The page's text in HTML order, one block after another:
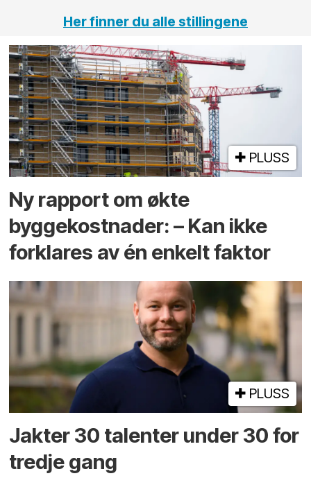
Her finner du alle stillingene
PLUSS
Ny rapport om økte
byggekostnader: – Kan ikke
forklares av én enkelt faktor
PLUSS
Jakter 30 talenter under 30 for
tredje gang